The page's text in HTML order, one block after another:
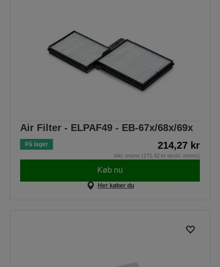
Air Filter - ELPAF49 - EB-67x/68x/69x
På lager 214,27 kr
inkl. moms (171,42 kr ekskl. moms)
Køb nu
Her køber du